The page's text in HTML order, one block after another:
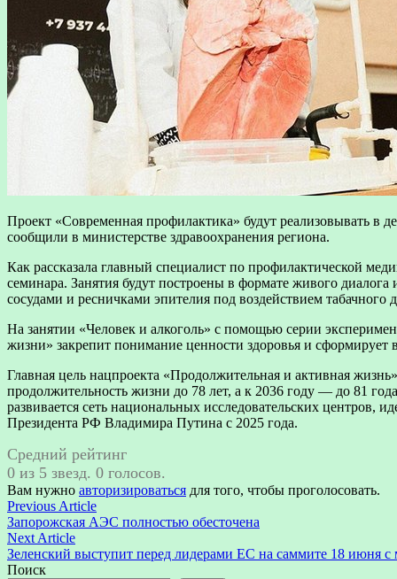
Проект «Современная профилактика» будут реализовывать в
сообщили в министерстве здравоохранения региона.
Как рассказала главный специалист по профилактической
семинара. Занятия будут построены в формате живого
сосудами и ресничками эпителия под воздействием табачного
На занятии «Человек и алкоголь» с помощью серии
жизни» закрепит понимание ценности здоровья и
Главная цель нацпроекта «Продолжительная и активная
продолжительность жизни до 78 лет, а к 2036 году — до 81
развивается сеть национальных исследовательских
Президента РФ Владимира Путина с 2025 года.
Средний рейтинг
0 из 5 звезд. 0 голосов.
Вам нужно авторизироваться для того, чтобы проголосовать.
Навигация
по
записям
Previous ArticlePrevious
article:
Запорожская АЭС полностью обесточена
Next ArticleNext
article:
Зеленский выступит перед лидерами ЕС на саммите 18 июня с
Поиск